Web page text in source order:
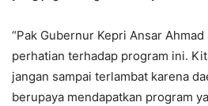
“Pak Gubernur Kepri Ansar
perhatian terhadap program ini.
jangan sampai terlambat karena
berupaya mendapatkan program